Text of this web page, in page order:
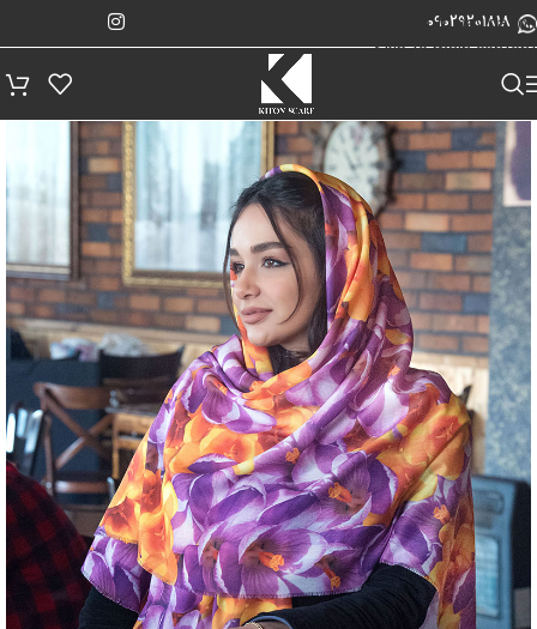
Skip to navigation
Skip to main content
09029201818